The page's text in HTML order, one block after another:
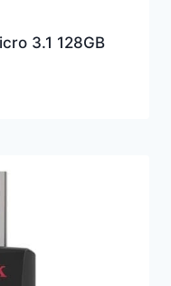
3.1 128GB